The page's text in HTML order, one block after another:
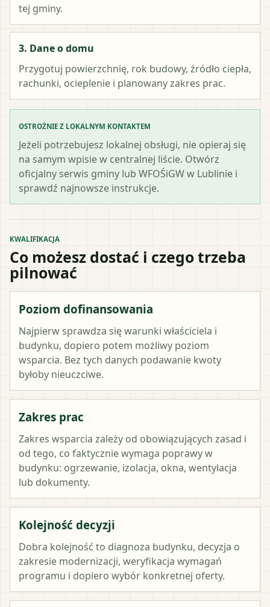
tej gminy.
3. Dane o domu
Przygotuj powierzchnię, rok budowy, źródło ciepła,
rachunki, ocieplenie i planowany zakres prac.
OSTROŻNIE Z LOKALNYM KONTAKTEM
Jeżeli potrzebujesz lokalnej obsługi, nie opieraj się
na samym wpisie w centralnej liście. Otwórz
oficjalny serwis gminy lub WFOŚiGW w Lublinie i
sprawdź najnowsze instrukcje.
KWALIFIKACJA
Co możesz dostać i czego trzeba
pilnować
Poziom dofinansowania
Najpierw sprawdza się warunki właściciela i
budynku, dopiero potem możliwy poziom
wsparcia. Bez tych danych podawanie kwoty
byłoby nieuczciwe.
Zakres prac
Zakres wsparcia zależy od obowiązujących zasad i
od tego, co faktycznie wymaga poprawy w
budynku: ogrzewanie, izolacja, okna, wentylacja
lub dokumenty.
Kolejność decyzji
Dobra kolejność to diagnoza budynku, decyzja o
zakresie modernizacji, weryfikacja wymagań
programu i dopiero wybór konkretnej oferty.